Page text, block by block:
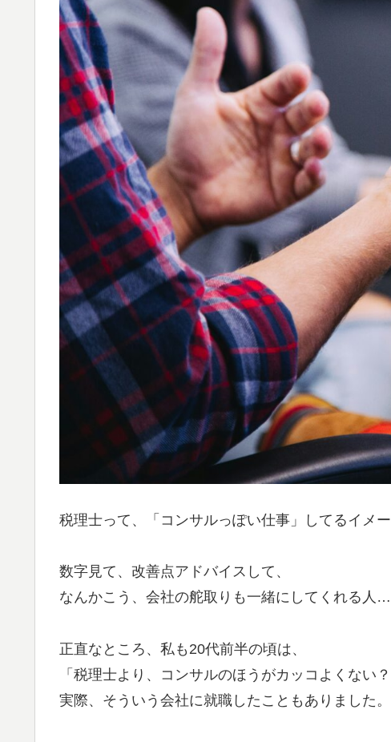
税理士って、「コンサルっぽい仕事」してるイメー
数字見て、改善点アドバイスして、
なんかこう、会社の舵取りも一緒にしてくれる人…
正直なところ、私も20代前半の頃は、
「税理士より、コンサルのほうがカッコよくない
実際、そういう会社に就職したこともありました。